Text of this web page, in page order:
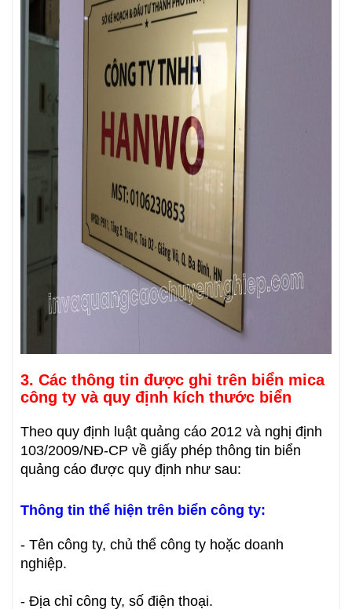
3. Các thông tin được ghi trên biển mica
công ty và quy định kích thước biển
Theo quy định luật quảng cáo 2012 và nghị định
103/2009/NĐ-CP về giấy phép thông tin biển
quảng cáo được quy định như sau:
Thông tin thể hiện trên biển công ty:
- Tên công ty, chủ thể công ty hoặc doanh
nghiệp.
- Địa chỉ công ty, số điện thoại.